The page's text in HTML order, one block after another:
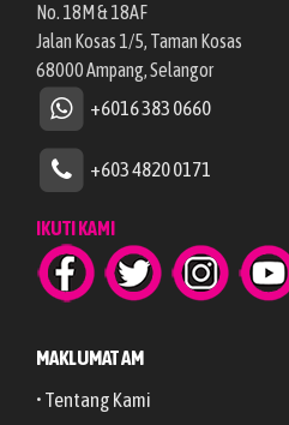
No. 18M & 18AF
Jalan Kosas 1/5, Taman Kosas
68000 Ampang, Selangor
+6016 383 0660
+603 4820 0171
IKUTI KAMI
MAKLUMAT AM
• Tentang Kami